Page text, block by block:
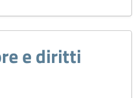
e diritti